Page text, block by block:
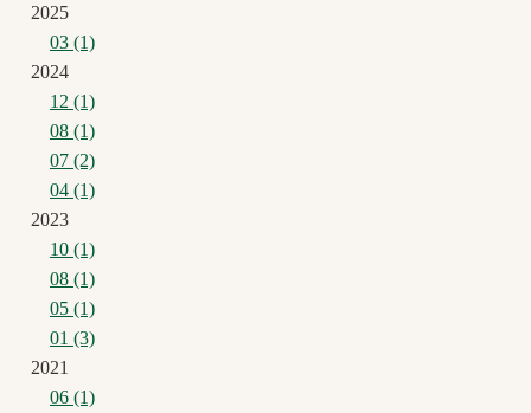
2025
03 (1)
2024
12 (1)
08 (1)
07 (2)
04 (1)
2023
10 (1)
08 (1)
05 (1)
01 (3)
2021
06 (1)